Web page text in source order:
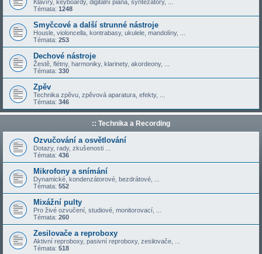
Klavíry, keyboardy, digitální piana, syntezátory, ...
Témata: 1248
Smyčcové a další strunné nástroje
Housle, violoncella, kontrabasy, ukulele, mandolíny, ...
Témata: 253
Dechové nástroje
Žestě, flétny, harmoniky, klarinety, akordeony, ...
Témata: 330
Zpěv
Technika zpěvu, zpěvová aparatura, efekty, ...
Témata: 346
:: Technika a Recording
Ozvučování a osvětlování
Dotazy, rady, zkušenosti ...
Témata: 436
Mikrofony a snímání
Dynamické, kondenzátorové, bezdrátové, ...
Témata: 552
Mixážní pulty
Pro živé ozvučení, studiové, monitorovací, ...
Témata: 260
Zesilovače a reproboxy
Aktivní reproboxy, pasivní reproboxy, zesilovače, ...
Témata: 518